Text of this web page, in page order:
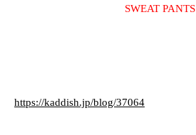
SWEAT PANTS
https://kaddish.jp/blog/37064